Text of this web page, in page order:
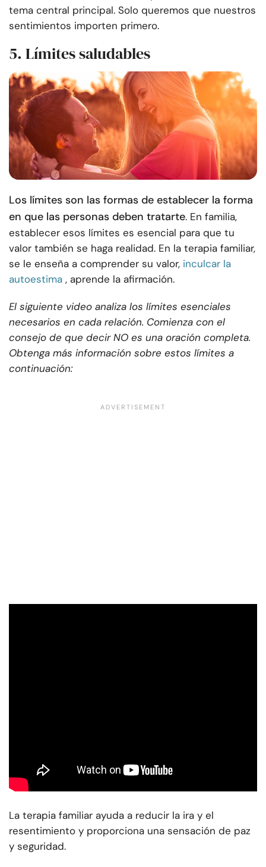
tema central principal. Solo queremos que nuestros
sentimientos importen primero.
5. Límites saludables
Los límites son las formas de establecer la forma
en que las personas deben tratarte. En familia,
establecer esos límites es esencial para que tu
valor también se haga realidad. En la terapia familiar,
se le enseña a comprender su valor, inculcar la
autoestima , aprende la afirmación.
El siguiente video analiza los límites esenciales
necesarios en cada relación. Comienza con el
consejo de que decir NO es una oración completa.
Obtenga más información sobre estos límites a
continuación:
La terapia familiar ayuda a reducir la ira y el
resentimiento y proporciona una sensación de paz
y seguridad.